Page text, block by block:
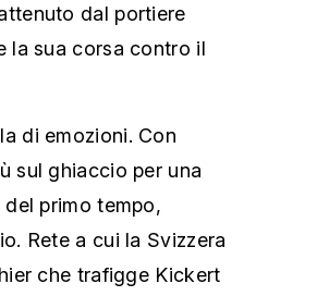
dal portiere
la sua corsa contro il
di emozioni. Con
sul ghiaccio per una
primo tempo,
Rete a cui la Svizzera
che trafigge Kickert